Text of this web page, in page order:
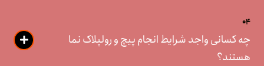
04
چه کسانی واجد شرایط انجام پیچ و رولپلاک نما
هستند؟